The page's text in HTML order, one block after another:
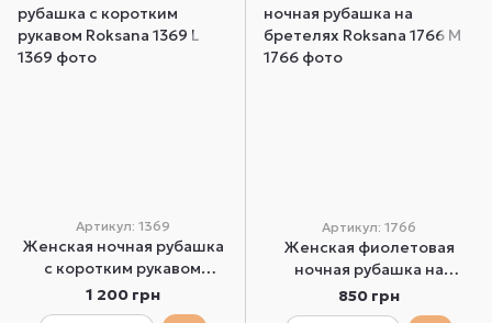
Артикул: 1369
Женская ночная рубашка
с коротким рукавом
Roksana 1369 L
1 200 грн
Артикул: 1766
Женская фиолетовая
ночная рубашка на
бретелях Roksana 1766 M
850 грн